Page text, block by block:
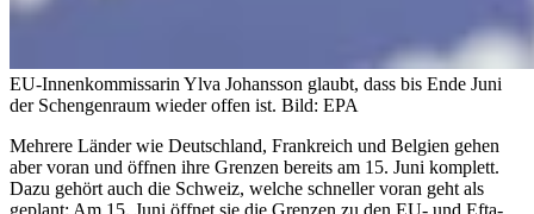
EU-Innenkommissarin Ylva Johansson glaubt, dass bis Ende Juni
der Schengenraum wieder offen ist. Bild: EPA
Mehrere Länder wie Deutschland, Frankreich und Belgien gehen
aber voran und öffnen ihre Grenzen bereits am 15. Juni komplett.
Dazu gehört auch die Schweiz, welche schneller voran geht als
geplant: Am 15. Juni öffnet sie die Grenzen zu den EU- und Efta-